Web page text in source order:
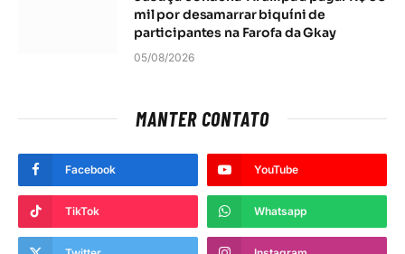
mil por desamarrar biquíni de
participantes na Farofa da Gkay
05/08/2026
MANTER CONTATO
Facebook YouTube
TikTok Whatsapp